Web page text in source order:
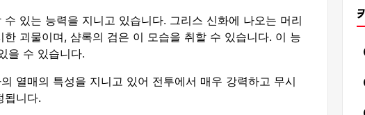
있는 능력을 지니고 있습니다. 그리스 신화에 나오는 머리
괴물이며, 샴록의 검은 이 모습을 취할 수 있습니다. 이 능
을 수 있습니다.
열매의 특성을 지니고 있어 전투에서 매우 강력하고 무시
됩니다.